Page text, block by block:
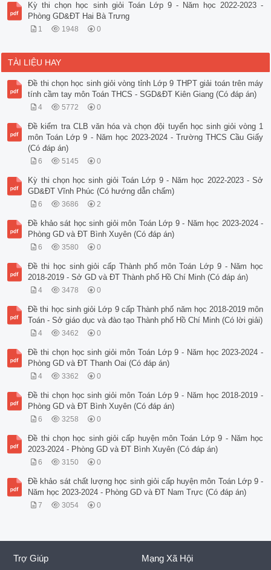
Kỳ thi chọn học sinh giỏi Toán Lớp 9 - Năm học 2022-2023 -
Phòng GD&ĐT Hai Bà Trưng
1 1948 0
TÀI LIỆU HAY
Đề thi chọn học sinh giỏi vòng tỉnh Lớp 9 THPT giải toán trên máy
tính cầm tay môn Toán THCS - SGD&ĐT Kiên Giang (Có đáp án)
4 5772 0
Đề kiểm tra CLB văn hóa và chọn đội tuyển học sinh giỏi vòng 1
môn Toán Lớp 9 - Năm học 2023-2024 - Trường THCS Cầu Giấy
(Có đáp án)
6 5145 0
Kỳ thi chọn học sinh giỏi Toán Lớp 9 - Năm học 2022-2023 - Sở
GD&ĐT Vĩnh Phúc (Có hướng dẫn chấm)
6 3686 2
Đề khảo sát học sinh giỏi môn Toán Lớp 9 - Năm học 2023-2024 -
Phòng GD và ĐT Bình Xuyên (Có đáp án)
6 3580 0
Đề thi học sinh giỏi cấp Thành phố môn Toán Lớp 9 - Năm học
2018-2019 - Sở GD và ĐT Thành phố Hồ Chí Minh (Có đáp án)
4 3478 0
Đề thi học sinh giỏi Lớp 9 cấp Thành phố năm học 2018-2019 môn
Toán - Sở giáo dục và đào tạo Thành phố Hồ Chí Minh (Có lời giải)
4 3462 0
Đề thi chọn học sinh giỏi môn Toán Lớp 9 - Năm học 2023-2024 -
Phòng GD và ĐT Thanh Oai (Có đáp án)
4 3362 0
Đề thi chọn học sinh giỏi môn Toán Lớp 9 - Năm học 2018-2019 -
Phòng GD và ĐT Bình Xuyên (Có đáp án)
6 3258 0
Đề thi chọn học sinh giỏi cấp huyện môn Toán Lớp 9 - Năm học
2023-2024 - Phòng GD và ĐT Bình Xuyên (Có đáp án)
6 3150 0
Đề khảo sát chất lượng học sinh giỏi cấp huyện môn Toán Lớp 9 -
Năm học 2023-2024 - Phòng GD và ĐT Nam Trực (Có đáp án)
7 3054 0
Trợ Giúp Mạng Xã Hội